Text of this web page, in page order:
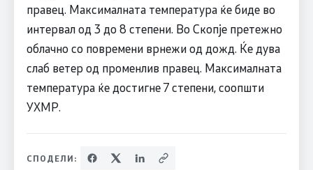
правец. Максималната температура ќе биде во
интервал од 3 до 8 степени. Во Скопје претежно
облачно со повремени врнежи од дожд. Ќе дува
слаб ветер од променлив правец. Максималната
температура ќе достигне 7 степени, соопшти
УХМР.
СПОДЕЛИ: